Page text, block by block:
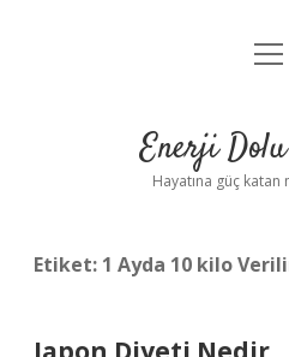
Yasal
Enerji
Hayatına güç
Etiket: 1 Ayda 10 kilo